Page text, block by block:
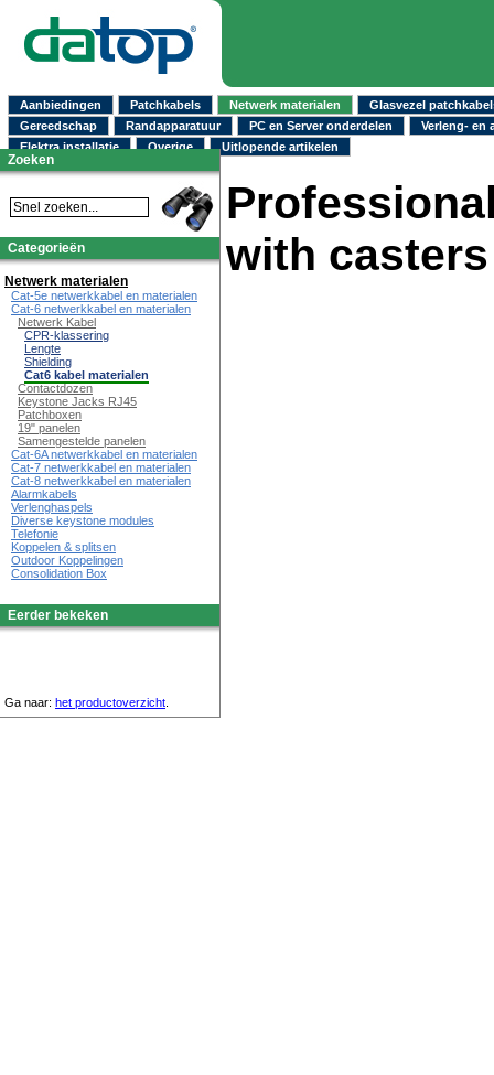
Aanbiedingen Patchkabels Netwerk materialen
Glasvezel
Gereedschap
Randapparatuur PC en Server onderdelen
Verleng- en
Elektra installatie
Overige Uitlopende artikelen
with
Zoeken
Categorieën
Netwerk materialen
Cat-5e netwerkkabel en materialen
Cat-6 netwerkkabel en materialen
Netwerk Kabel
CPR-klassering
Lengte
Shielding
Cat6 kabel materialen
Contactdozen
Keystone Jacks RJ45
Patchboxen
19" panelen
Samengestelde panelen
Cat-6A netwerkkabel en materialen
Cat-7 netwerkkabel en materialen
Cat-8 netwerkkabel en materialen
Alarmkabels
Verlenghaspels
Diverse keystone modules
Telefonie
Koppelen & splitsen
Outdoor Koppelingen
Consolidation Box
Eerder bekeken
Ga naar: het productoverzicht